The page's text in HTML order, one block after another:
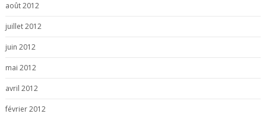
août 2012
juillet 2012
juin 2012
mai 2012
avril 2012
février 2012